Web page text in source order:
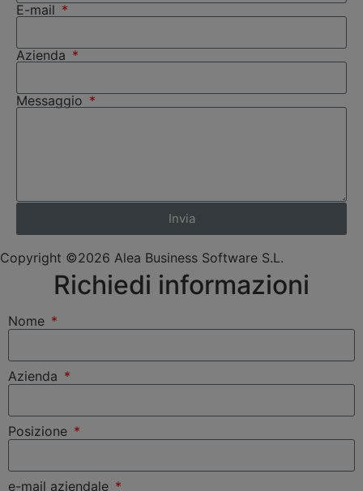
E-mail
Azienda
Messaggio
Invia
Copyright ©2026 Alea Business Software S.L.
Richiedi informazioni
Nome
Azienda
Posizione
e-mail aziendale